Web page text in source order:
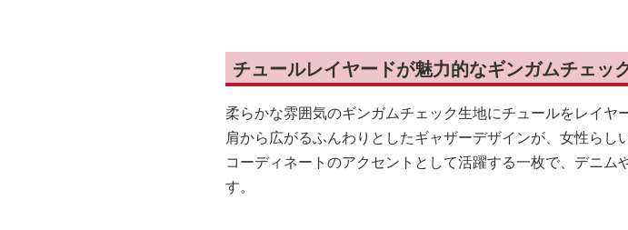
チュールレイヤードが魅力的なギンガムチェッ
柔らかな雰囲気のギンガムチェック生地にチュールをレイヤ
肩から広がるふんわりとしたギャザーデザインが、女性らし
コーディネートのアクセントとして活躍する一枚で、デニ
す。